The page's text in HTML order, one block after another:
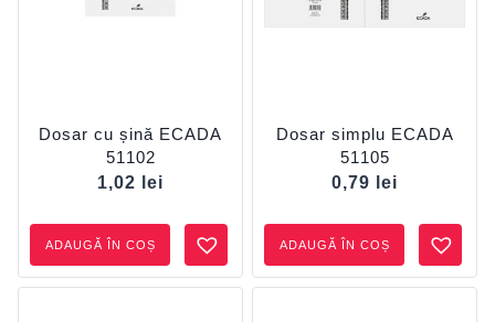
Dosar cu șină ECADA
51102
1,02
lei
ADAUGĂ ÎN COȘ
Dosar simplu ECADA
51105
0,79
lei
ADAUGĂ ÎN COȘ